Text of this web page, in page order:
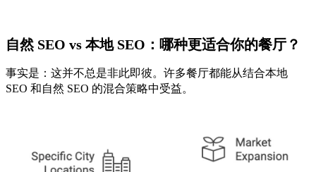
自然 SEO vs 本地 SEO：哪种更适合你的餐厅？
事实是：这并不总是非此即彼。许多餐厅都能从结合本地
SEO 和自然 SEO 的混合策略中受益。